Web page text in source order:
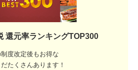
還元率ランキングTOP300
度改定後もお得な
たくさんあります！